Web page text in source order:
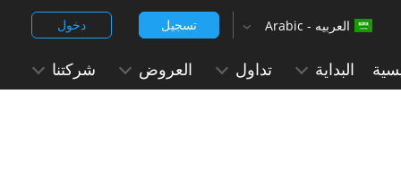
العربيه - Arabic ‹
English (Arabic)
تسجيل دخول
البداية تداول العروض شركتنا